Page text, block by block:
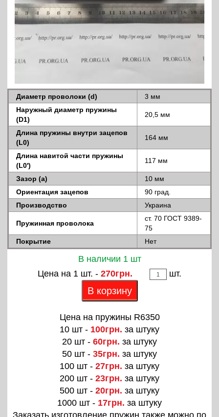
Диаметр проволоки (d)
3 мм
Наружный диаметр пружины
(D1)
20,5 мм
Длина пружины внутри зацепов
(L0)
164 мм
Длина навитой части пружины
(L0')
117 мм
Зазор (a)
10 мм
Ориентация зацепов
90 град.
Производство
Украина
Пружинная проволока
ст. 70 ГОСТ 9389-
75
Покрытие
Нет
В наличии 1 шт
Цена на 1 шт. - 270грн. шт.
В корзину
Цена на пружины R6350
10 шт - 100грн. за штуку
20 шт - 60грн. за штуку
50 шт - 35грн. за штуку
100 шт - 27грн. за штуку
200 шт - 23грн. за штуку
500 шт - 20грн. за штуку
1000 шт - 17грн. за штуку